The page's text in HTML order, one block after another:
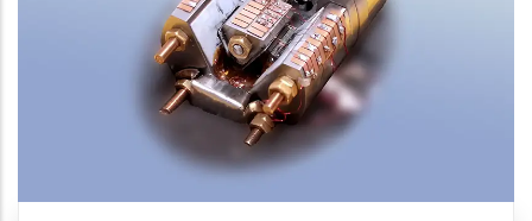
microscopía de efecto túnel de alta resolución,
desarrollado internamente y fabricado por la
Universidad Central a través de la Unidad de Diseño,
Innovación e Integración de Tecnología (DIT).
Solicitar equipo